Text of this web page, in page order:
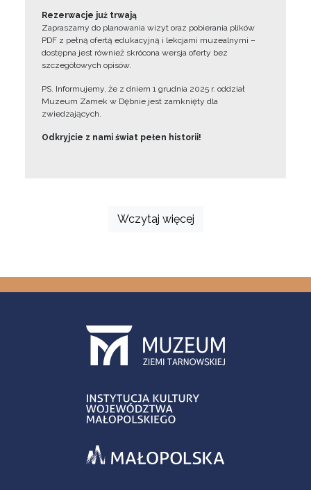
Rezerwacje już trwają
Zapraszamy do planowania wizyt oraz pobierania plików
PDF z pełną ofertą edukacyjną i lekcjami muzealnymi –
dostępna jest również skrócona wersja oferty bez
szczegółowych opisów.
PS. Informujemy, że z dniem 1 grudnia 2025 r. oddział
Muzeum Zamek w Dębnie jest zamknięty dla
zwiedzających.
Odkryjcie z nami świat pełen historii!
Wczytaj więcej